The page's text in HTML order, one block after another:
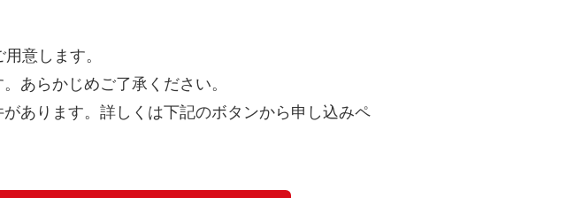
意します。
あらかじめご了承ください。
あります。詳しくは下記のボタンから申し込みペ